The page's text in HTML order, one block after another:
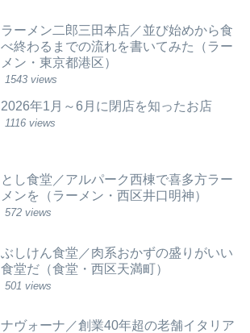
ラーメン二郎三田本店／並び始めから食
べ終わるまでの流れを書いてみた（ラー
メン・東京都港区）
1543 views
2026年1月～6月に閉店を知ったお店
1116 views
とし食堂／アルパーク西棟で喜多方ラー
メンを（ラーメン・西区井口明神）
572 views
ぶしけん食堂／肉系おかずの盛りがいい
食堂だ（食堂・西区天満町）
501 views
ナヴォーナ／創業40年超の老舗イタリア